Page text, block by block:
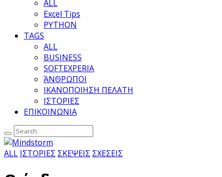
ALL
Excel Tips
PYTHON
TAGS
ALL
BUSINESS
SOFTEXPERIA
ΆΝΘΡΩΠΟΙ
ΙΚΑΝΟΠΟΙΗΣΗ ΠΕΛΑΤΗ
ΙΣΤΟΡΙΕΣ
ΕΠΙΚΟΙΝΩΝΙΑ
ALL ΙΣΤΟΡΙΕΣ ΣΚΕΨΕΙΣ ΣΧΕΣΕΙΣ